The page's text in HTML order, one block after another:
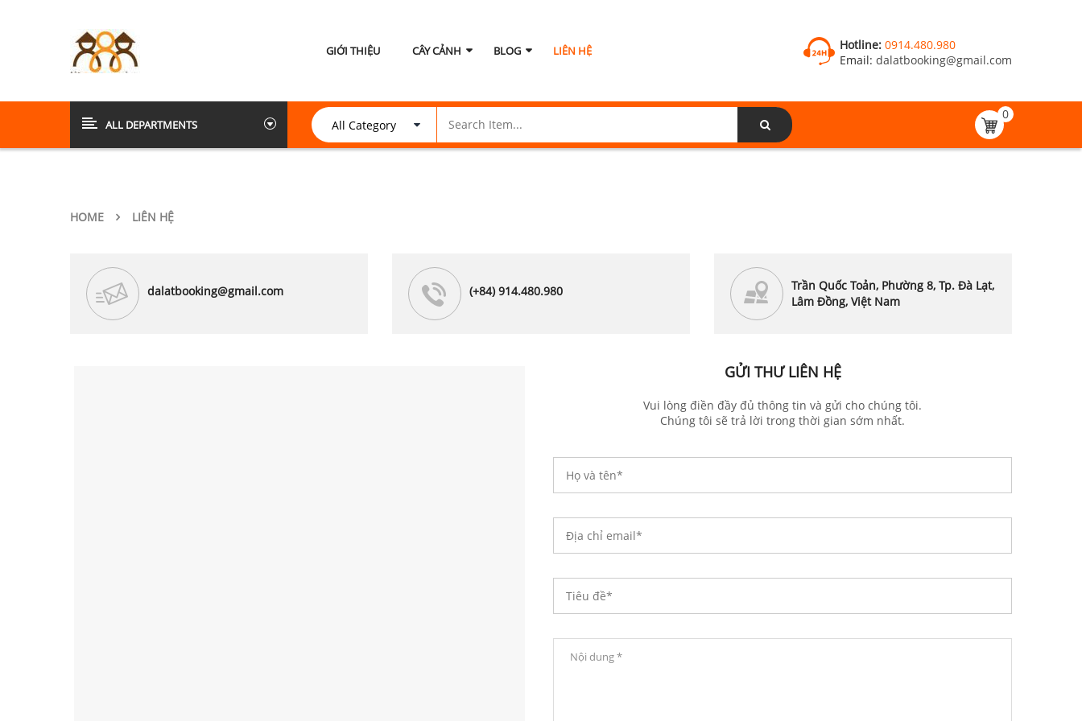
GIỚI THIỆU CÂY CẢNH BLOG LIÊN HỆ Hotline: 0914.480.980
Email: dalatbooking@gmail.com
ALL DEPARTMENTS
0
HOME LIÊN HỆ
dalatbooking@gmail.com (+84) 914.480.980
Trần Quốc Toản, Phường 8, Tp. Đà Lạt,
Lâm Đồng, Việt Nam
GỬI THƯ LIÊN HỆ
Vui lòng điền đầy đủ thông tin và gửi cho chúng tôi.
Chúng tôi sẽ trả lời trong thời gian sớm nhất.